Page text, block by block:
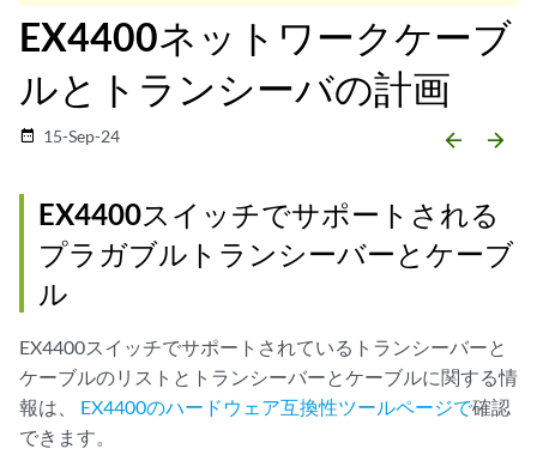
EX4400ネットワークケーブ
ルとトランシーバの計画
date_range 15-Sep-24 arrow_backward arrow_forward
EX4400スイッチでサポートされる
プラガブルトランシーバーとケーブ
ル
EX4400スイッチでサポートされているトランシーバーと
ケーブルのリストとトランシーバーとケーブルに関する情
報は、 EX4400のハードウェア互換性ツールページで確認
できます。